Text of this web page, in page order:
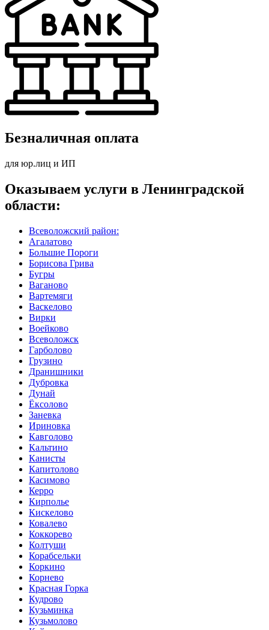
Безналичная оплата
для юр.лиц и ИП
Оказываем услуги в Ленинградской
области:
Всеволожский район:
Агалатово
Большие Пороги
Борисова Грива
Бугры
Ваганово
Вартемяги
Васкелово
Вирки
Воейково
Всеволожск
Гарболово
Грузино
Дранишники
Дубровка
Дунай
Ёксолово
Заневка
Ириновка
Кавголово
Кальтино
Канисты
Капитолово
Касимово
Керро
Кирполье
Кискелово
Ковалево
Коккорево
Колтуши
Корабсельки
Коркино
Корнево
Красная Горка
Кудрово
Кузьминка
Кузьмолово